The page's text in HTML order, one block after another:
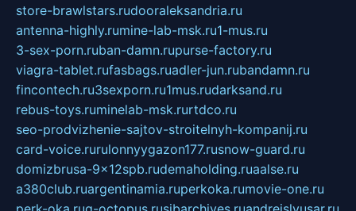
store-brawlstars.rudooraleksandria.ru
antenna-highly.rumine-lab-msk.ru1-mus.ru
3-sex-porn.ruban-damn.rupurse-factory.ru
viagra-tablet.rufasbags.ruadler-jun.rubandamn.ru
fincontech.ru3sexporn.ru1mus.rudarksand.ru
rebus-toys.ruminelab-msk.rurtdco.ru
seo-prodvizhenie-sajtov-stroitelnyh-kompanij.ru
card-voice.rurulonnyygazon177.rusnow-guard.ru
domizbrusa-9x12spb.rudemaholding.ruaalse.ru
a380club.ruargentinamia.ruperkoka.rumovie-one.ru